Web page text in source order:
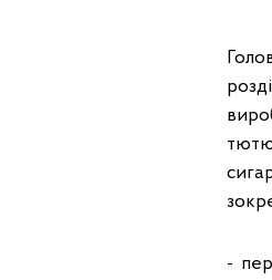
-